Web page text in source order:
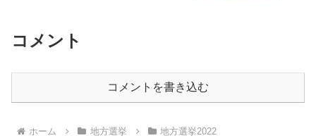
コメント
コメントを書き込む
ホーム 地方選挙 地方選挙2022